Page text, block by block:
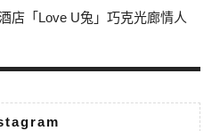
店「Love U兔」巧克光廊情人